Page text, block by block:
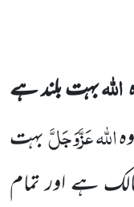
اللہبہت بلند ہے
اللّٰہعَزَّوَجَلَّبہت
ہے اور تمام